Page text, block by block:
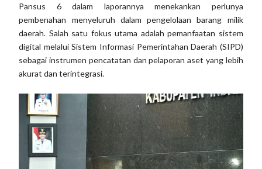
Pansus 6 dalam laporannya menekankan perlunya
pembenahan menyeluruh dalam pengelolaan barang milik
daerah. Salah satu fokus utama adalah pemanfaatan sistem
digital melalui Sistem Informasi Pemerintahan Daerah (SIPD)
sebagai instrumen pencatatan dan pelaporan aset yang lebih
akurat dan terintegrasi.